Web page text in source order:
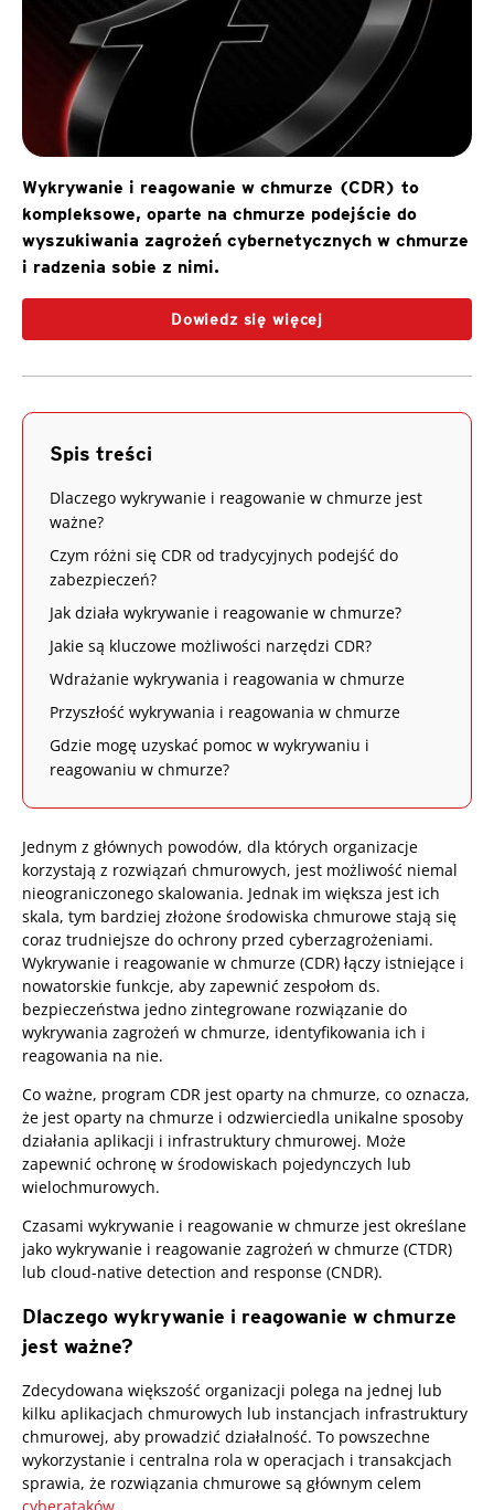
Wykrywanie i reagowanie w chmurze (CDR) to
kompleksowe, oparte na chmurze podejście do
wyszukiwania zagrożeń cybernetycznych w chmurze
i radzenia sobie z nimi.
Dowiedz się więcej
Spis treści
Dlaczego wykrywanie i reagowanie w chmurze jest
ważne?
Czym różni się CDR od tradycyjnych podejść do
zabezpieczeń?
Jak działa wykrywanie i reagowanie w chmurze?
Jakie są kluczowe możliwości narzędzi CDR?
Wdrażanie wykrywania i reagowania w chmurze
Przyszłość wykrywania i reagowania w chmurze
Gdzie mogę uzyskać pomoc w wykrywaniu i
reagowaniu w chmurze?
Jednym z głównych powodów, dla których organizacje
korzystają z rozwiązań chmurowych, jest możliwość niemal
nieograniczonego skalowania. Jednak im większa jest ich
skala, tym bardziej złożone środowiska chmurowe stają się
coraz trudniejsze do ochrony przed cyberzagrożeniami.
Wykrywanie i reagowanie w chmurze (CDR) łączy istniejące i
nowatorskie funkcje, aby zapewnić zespołom ds.
bezpieczeństwa jedno zintegrowane rozwiązanie do
wykrywania zagrożeń w chmurze, identyfikowania ich i
reagowania na nie.
Co ważne, program CDR jest oparty na chmurze, co oznacza,
że jest oparty na chmurze i odzwierciedla unikalne sposoby
działania aplikacji i infrastruktury chmurowej. Może
zapewnić ochronę w środowiskach pojedynczych lub
wielochmurowych.
Czasami wykrywanie i reagowanie w chmurze jest określane
jako wykrywanie i reagowanie zagrożeń w chmurze (CTDR)
lub cloud-native detection and response (CNDR).
Dlaczego wykrywanie i reagowanie w chmurze
jest ważne?
Zdecydowana większość organizacji polega na jednej lub
kilku aplikacjach chmurowych lub instancjach infrastruktury
chmurowej, aby prowadzić działalność. To powszechne
wykorzystanie i centralna rola w operacjach i transakcjach
sprawia, że rozwiązania chmurowe są głównym celem